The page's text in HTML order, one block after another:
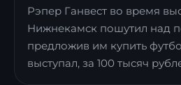
Рэпер Ганвест во время
Нижнекамск пошутил над
предложив им купить
выступал, за 100 тысяч